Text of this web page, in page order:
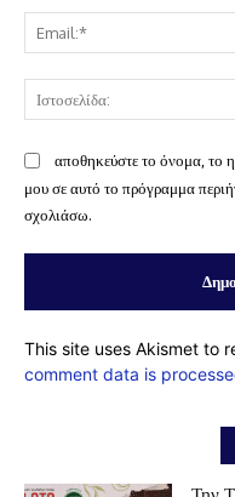
αποθηκεύστε το όνομα, το
μου σε αυτό το πρόγραμμα
σχολιάσω.
This site uses Akismet to
comment data is